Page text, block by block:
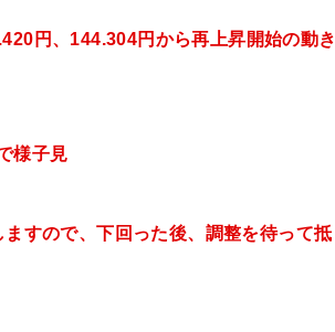
円、144.304円 から再上昇開始の動き
様子見
すので、下回った後、調整を待って抵